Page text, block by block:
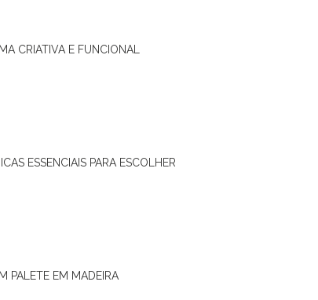
CRIATIVA E FUNCIONAL
ESSENCIAIS PARA ESCOLHER
PALETE EM MADEIRA